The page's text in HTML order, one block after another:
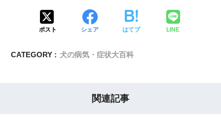
ポスト シェア はてブ LINE
CATEGORY : 犬の病気・症状大百科
関連記事